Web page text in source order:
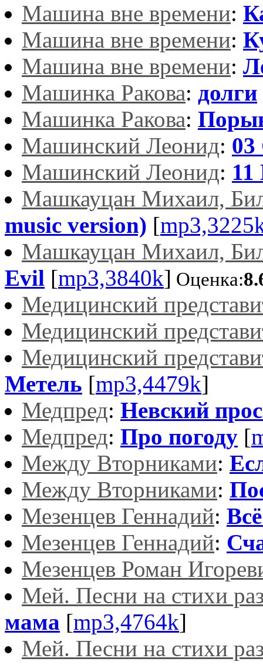
Машина вне времени:
Машина вне времени:
Машина вне времени:
Машинка Ракова: долги
Машинка Ракова:
Машинский Леонид: 03
Машинский Леонид:
Машкауцан Михаил,
music version) [
Машкауцан Михаил,
Evil [mp3,3840k] Оценка:
Медицинский
Медицинский
Медицинский
Метель [mp3,4479k]
Медпред: Невский
Медпред: Про погоду [
Между Вторниками:
Между Вторниками:
Мезенцев Геннадий:
Мезенцев Геннадий:
Мезенцев Роман
Мей. Песни на стихи
мама [mp3,4764k]
Мей. Песни на стихи